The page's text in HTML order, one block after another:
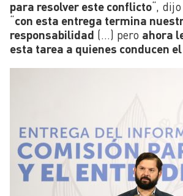
para resolver este conflicto“,
“con esta entrega termina
responsabilidad (…) pero ahora
esta tarea a quienes conducen